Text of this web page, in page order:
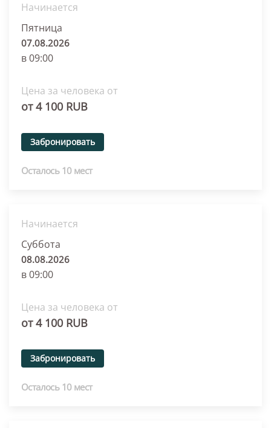
Начинается
Пятница
07.08.2026
в 09:00
Цена за человека от
от 4 100 RUB
Забронировать
Осталось 10 мест
Начинается
Суббота
08.08.2026
в 09:00
Цена за человека от
от 4 100 RUB
Забронировать
Осталось 10 мест